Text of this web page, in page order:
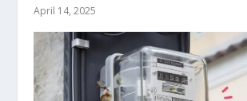
April 14, 2025